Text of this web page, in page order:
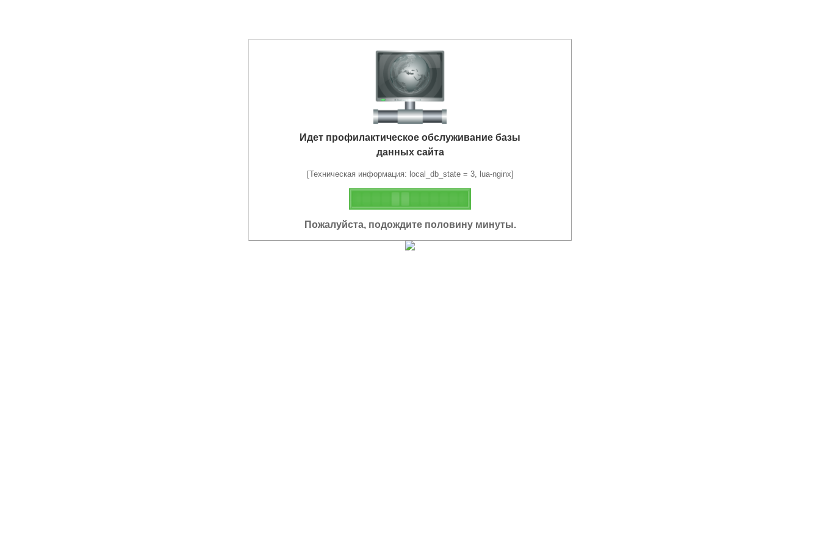
Идет профилактическое обслуживание базы
данных сайта
[Техническая информация: local_db_state = 3, lua-nginx]
Пожалуйста, подождите половину минуты.